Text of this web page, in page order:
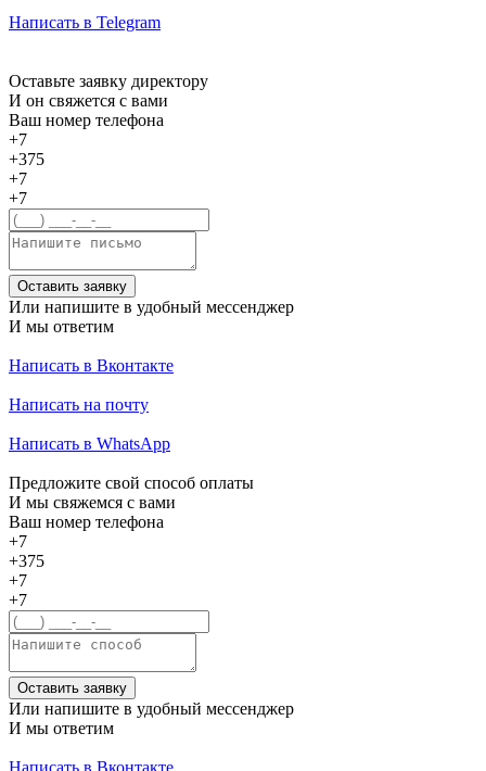
Написать в Telegram
Оставьте заявку директору
И он свяжется с вами
Ваш номер телефона
+7
+375
+7
+7
Оставить заявку
Или напишите в удобный мессенджер
И мы ответим
Написать в Вконтакте
Написать на почту
Написать в WhatsApp
Предложите свой способ оплаты
И мы свяжемся с вами
Ваш номер телефона
+7
+375
+7
+7
Оставить заявку
Или напишите в удобный мессенджер
И мы ответим
Написать в Вконтакте